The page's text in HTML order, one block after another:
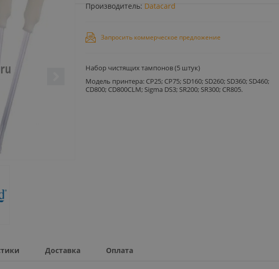
Производитель: Datacard
Запросить коммерческое предложение
Набор чистящих тампонов (5 штук)
Модель принтера: CP25; CP75; SD160; SD260; SD360; SD460;
CD800; CD800CLM; Sigma DS3; SR200; SR300; CR805.
Доставка Оплата